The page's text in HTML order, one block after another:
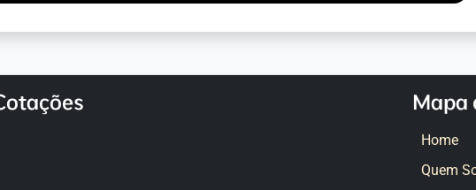
Mapa
Home
Quem